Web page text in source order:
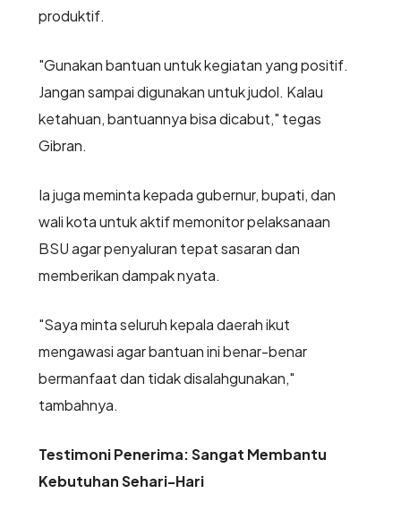
produktif.
"Gunakan bantuan untuk kegiatan yang positif.
Jangan sampai digunakan untuk judol. Kalau
ketahuan, bantuannya bisa dicabut," tegas
Gibran.
Ia juga meminta kepada gubernur, bupati, dan
wali kota untuk aktif memonitor pelaksanaan
BSU agar penyaluran tepat sasaran dan
memberikan dampak nyata.
"Saya minta seluruh kepala daerah ikut
mengawasi agar bantuan ini benar-benar
bermanfaat dan tidak disalahgunakan,"
tambahnya.
Testimoni Penerima: Sangat Membantu
Kebutuhan Sehari-Hari